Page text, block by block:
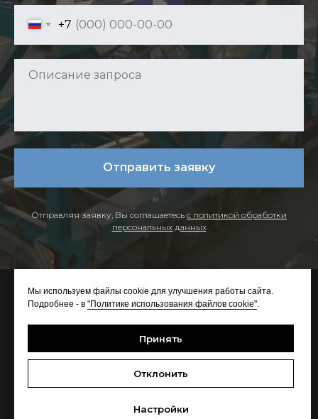
Мы используем файлы cookie для улучшения работы сайта.
Подробнее - в "Политике использования файлов cookie"
Принять
Отклонить
Настройки
+7
Отправить заявку
Отправляя заявку, Вы соглашаетесь с политикой обработки
персональных данных
© All rights reserved